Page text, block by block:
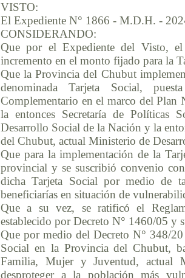
VISTO:
El Expediente N° 1866 - M.D.H. -
CONSIDERANDO:
Que por el Expediente del Visto,
incremento en el monto fijado para la
Que la Provincia del Chubut
denominada Tarjeta Social,
Complementario en el marco del Plan
la entonces Secretaría de Políticas
Desarrollo Social de la Nación y la
del Chubut, actual Ministerio de
Que para la implementación de la
provincial y se suscribió convenio
dicha Tarjeta Social por medio de
beneficiarías en situación de
Que a su vez, se ratificó el
establecido por Decreto N° 1460/05 y
Que por medio del Decreto N° 348/
Social en la Provincia del Chubut,
Familia, Mujer y Juventud, actual
desproteger a la población más